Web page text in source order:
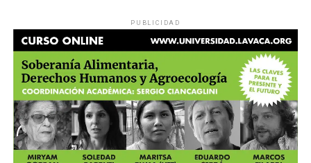
PUBLICIDAD